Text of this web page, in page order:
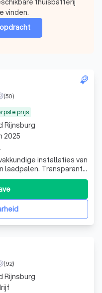
thuisbatterij
vinden.
prijs
(50)
installaties van
laadpalen. Transparant,
op uw woning en
Rijnsburg
2025
(92)
Rijnsburg